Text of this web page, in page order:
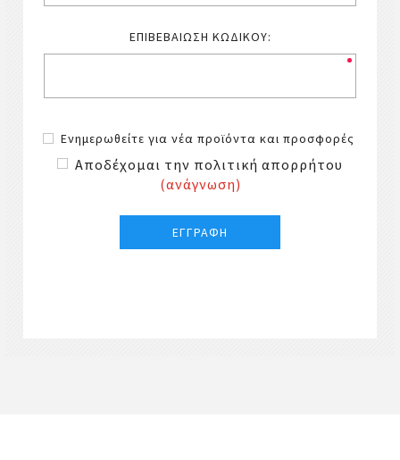
ΕΠΙΒΕΒΑΊΩΣΗ ΚΩΔΙΚΟΎ:
Ενημερωθείτε για νέα προϊόντα και προσφορές
Αποδέχομαι την πολιτική απορρήτου
(ανάγνωση)